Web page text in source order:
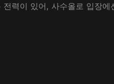
력이 있어, 사수올로 입장에